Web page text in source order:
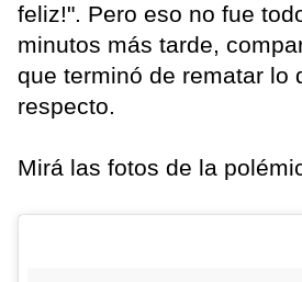
feliz!". Pero eso no fue
minutos más tarde,
que terminó de rematar lo
respecto.
Mirá las fotos de la